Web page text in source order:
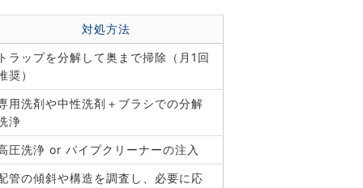
対処方法
ラップを分解して奥まで掃除（月1回
奨）
用洗剤や中性洗剤＋ブラシでの分解
浄
圧洗浄 or パイプクリーナーの注入
管の傾斜や構造を調査し、必要に応